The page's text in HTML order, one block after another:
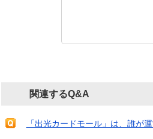
関連するQ&A
「出光カードモール」は、誰が